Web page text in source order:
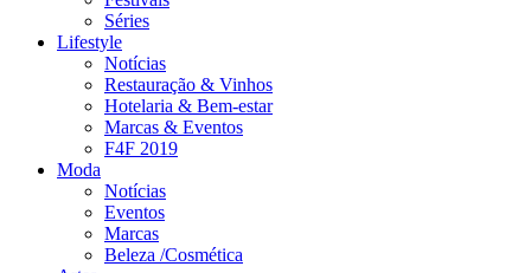
Séries
Lifestyle
Notícias
Restauração & Vinhos
Hotelaria & Bem-estar
Marcas & Eventos
F4F 2019
Moda
Notícias
Eventos
Marcas
Beleza /Cosmética